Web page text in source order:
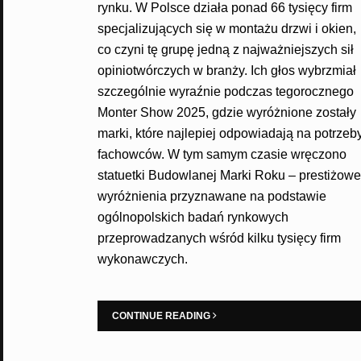
rynku. W Polsce działa ponad 66 tysięcy firm
specjalizujących się w montażu drzwi i okien,
co czyni tę grupę jedną z najważniejszych sił
opiniotwórczych w branży. Ich głos wybrzmiał
szczególnie wyraźnie podczas tegorocznego
Monter Show 2025, gdzie wyróżnione zostały
marki, które najlepiej odpowiadają na
fachowców. W tym samym czasie wręczono
statuetki Budowlanej Marki Roku – prestiżowe
wyróżnienia przyznawane na podstawie
ogólnopolskich badań rynkowych
przeprowadzanych wśród kilku tysięcy firm
wykonawczych.
CONTINUE READING